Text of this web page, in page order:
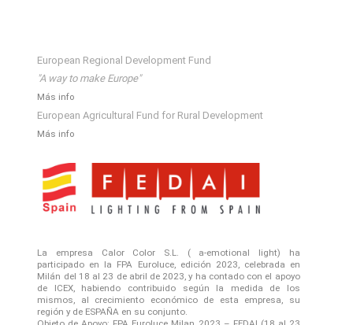
European Regional Development Fund
"A way to make Europe"
Más info
European Agricultural Fund for Rural Development
Más info
La empresa Calor Color S.L. ( a-emotional light) ha
participado en la FPA Euroluce, edición 2023, celebrada en
Milán del 18 al 23 de abril de 2023, y ha contado con el apoyo
de ICEX, habiendo contribuido según la medida de los
mismos, al crecimiento económico de esta empresa, su
región y de ESPAÑA en su conjunto.